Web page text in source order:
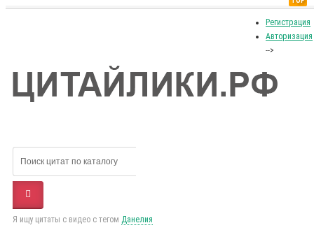
Регистрация
Авторизация
-->
Я ищу цитаты с видео с тегом Данелия